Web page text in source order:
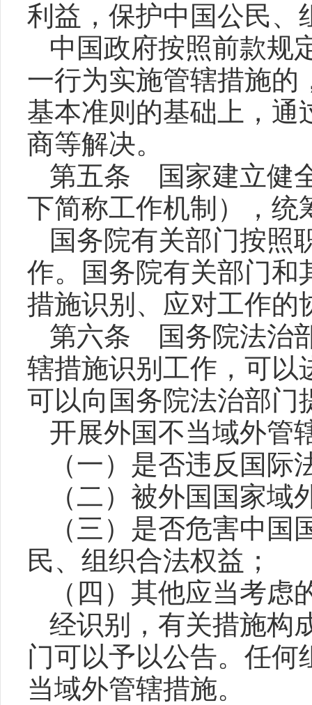
利益，保护中国公民、
中国政府按照前款规
一行为实施管辖措施的
基本准则的基础上，通
商等解决。
第五条 国家建立健
下简称工作机制），统
国务院有关部门按照
作。国务院有关部门和
措施识别、应对工作的
第六条 国务院法治
辖措施识别工作，可以
可以向国务院法治部门
开展外国不当域外管
（一）是否违反国
（二）被外国国家
（三）是否危害中
民、组织合法权益；
（四）其他应当考虑
经识别，有关措施构
门可以予以公告。任
当域外管辖措施。